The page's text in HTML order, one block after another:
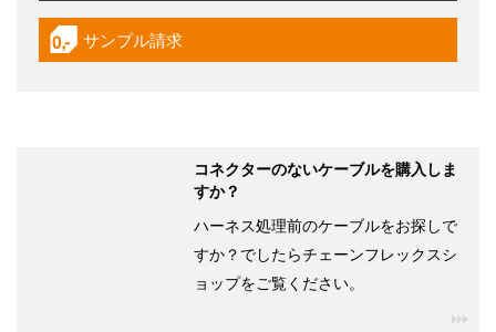
igus-icon-gratismuster
サンプル請求
コネクターのないケーブルを購入しま
すか？
ハーネス処理前のケーブルをお探しで
すか？でしたらチェーンフレックスシ
ョップをご覧ください。